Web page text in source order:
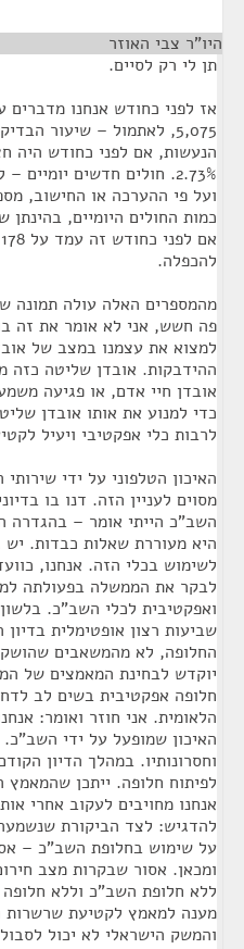
היו"ר צבי האוזר
תן לי רק לסיים.
5,075, לאתמול – שיעור
הנעשות, אם לפני כחודש היה
ועל פי ההערכה או החישוב,
כמות החולים היומיים,
להכפלה.
מהמספרים האלה עולה תמונה
פה חשש, אני לא אומר את זה
למצוא את עצמנו במצב של
ההידבקות. אובדן שליטה כזה
אובדן חיי אדם, או פגיעה
כדי למנוע את אותו אובדן
לרבות כלי אפקטיבי ויעיל
האיכון הטלפוני על ידי
מסוים לעניין הזה. דנו בו
השב"כ הייתי אומר – בהגדרה
היא מעוררת שאלות כבדות. יש
לשימוש בכלי הזה. אנחנו,
לבקר את הממשלה בפעולתה
ואפקטיבית לכלי השב"כ.
שביעות רצון אופטימלית
החלופה, לא מהמשאבים
יוקדש לבחינת המאמצים של
חלופה אפקטיבית בשים לב
הלאומית. אני חוזר ואומר:
האיכון שמופעל על ידי השב"כ.
וחסרונותיו. במהלך הדיון
לפיתוח חלופה. ייתכן
אנחנו מחויבים לעקוב אחרי
להדגיש: לצד הביקורת
על שימוש בחלופת השב"כ –
ומכאן. אסור שבקרות מצב
ללא חלופת השב"כ וללא
מענה למאמץ לקטיעת שרשרות
והמשק הישראלי לא יכול